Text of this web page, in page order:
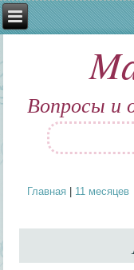
Вопросы и
Вы здесь
Главная| 11 месяцев